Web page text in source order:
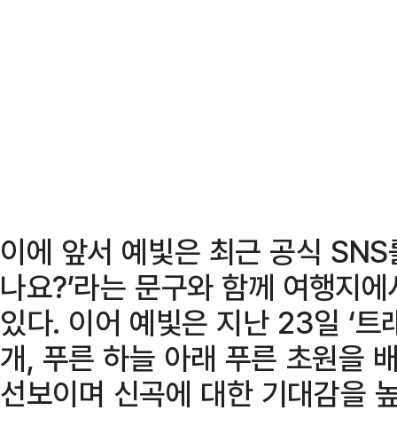
이에 앞서 예빛은 최근 공식
나요?’라는 문구와 함께 여행지
있다. 이어 예빛은 지난 23일 ‘트
개, 푸른 하늘 아래 푸른 초원을
선보이며 신곡에 대한 기대감을